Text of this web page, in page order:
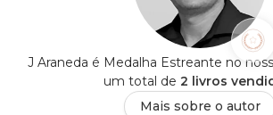
J Araneda é Medalha Estreante no
um total de 2 livros
Mais sobre o autor